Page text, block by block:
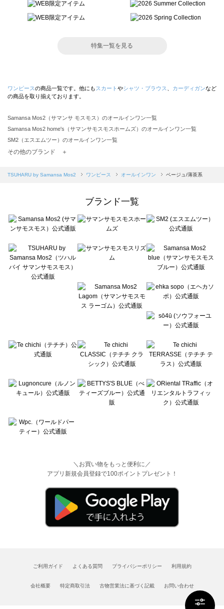
特集一覧を見る
ワンピースの商品一覧です。他にも スカート やシャツ・ブラウス カーディガンなど
の商品を取り揃えております。
Samansa Mos2（サマンサ モスモス）のオールインワン一覧
Samansa Mos2 home's（サマンサモスモスホームズ）のオールインワン一覧
SM2（エスエムツー）のオールインワン一覧
Samansa Mos2 blue（サマンサモスモス ブルー）のオールインワン一覧
sō4ū（ソウフォーユー）のオールインワン一覧
Te chichi（テチチ）のオールインワン一覧
Te chichi CLASSIC（テチチ クラシック）のオールインワン一覧
Lugnoncure（ルノンキュール）のオールインワン一覧
BETTY'S BLUE（べティーズブルー）のオールインワン一覧
Wpc.（ワールドパーティー）のオールインワン一覧
その他のブランド ＋
TSUHARU by Samansa Mos2 ワンピース オールインワン ベージュ/薄茶系
ブランド一覧
＼お買い物をもっと便利に／
アプリ新規会員登録で100ポイントプレゼント！
ご利用ガイド よくある質問 プライバシーポリシー 利用規約
会社概要 特定商取引法 古物営業法に基づく記載 お問い合わせ